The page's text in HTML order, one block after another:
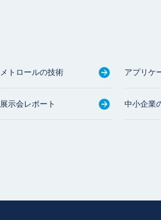
メトロールの技術 アプリケ
展示会レポート 中小企業